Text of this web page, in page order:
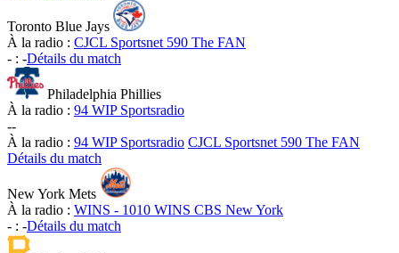
Toronto Blue Jays
À la radio : CJCL Sportsnet 590 The FAN
- : -Détails du match
Philadelphia Phillies
À la radio : 94 WIP Sportsradio
--
À la radio : 94 WIP Sportsradio CJCL Sportsnet 590 The FAN
Détails du match
New York Mets
À la radio : WINS - 1010 WINS CBS New York
- : -Détails du match